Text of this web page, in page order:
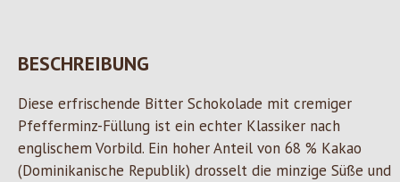
BESCHREIBUNG
Diese erfrischende Bitter Schokolade mit cremiger
Pfefferminz-Füllung ist ein echter Klassiker nach
englischem Vorbild. Ein hoher Anteil von 68 % Kakao
(Dominikanische Republik) drosselt die minzige Süße und